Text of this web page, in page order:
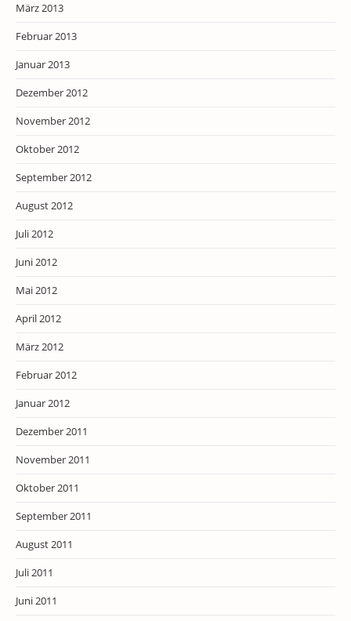
März 2013
Februar 2013
Januar 2013
Dezember 2012
November 2012
Oktober 2012
September 2012
August 2012
Juli 2012
Juni 2012
Mai 2012
April 2012
März 2012
Februar 2012
Januar 2012
Dezember 2011
November 2011
Oktober 2011
September 2011
August 2011
Juli 2011
Juni 2011